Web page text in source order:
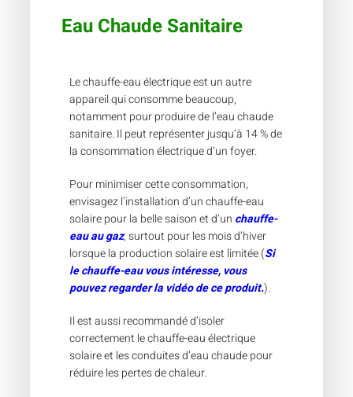
Eau Chaude Sanitaire
Le chauffe-eau électrique est un autre
appareil qui consomme beaucoup,
notamment pour produire de l’eau chaude
sanitaire. Il peut représenter jusqu’à 14 % de
la consommation électrique d’un foyer.
Pour minimiser cette consommation,
envisagez l’installation d’un chauffe-eau
solaire pour la belle saison et d’un chauffe-
eau au gaz, surtout pour les mois d’hiver
lorsque la production solaire est limitée (Si
le chauffe-eau vous intéresse, vous
pouvez regarder la vidéo de ce produit.).
Il est aussi recommandé d’isoler
correctement le chauffe-eau électrique
solaire et les conduites d’eau chaude pour
réduire les pertes de chaleur.